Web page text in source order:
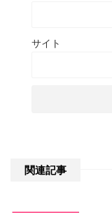
サイト
関連記事